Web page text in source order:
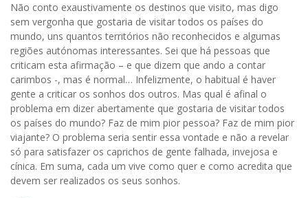
Não conto exaustivamente os destinos que visito, mas digo
sem vergonha que gostaria de visitar todos os países do
mundo, uns quantos territórios não reconhecidos e algumas
regiões autónomas interessantes. Sei que há pessoas que
criticam esta afirmação – e que dizem que ando a contar
carimbos -, mas é normal… Infelizmente, o habitual é haver
gente a criticar os sonhos dos outros. Mas qual é afinal o
problema em dizer abertamente que gostaria de visitar todos
os países do mundo? Faz de mim pior pessoa? Faz de mim pior
viajante? O problema seria sentir essa vontade e não a revelar
só para satisfazer os caprichos de gente falhada, invejosa e
cínica. Em suma, cada um vive como quer e como acredita que
devem ser realizados os seus sonhos.